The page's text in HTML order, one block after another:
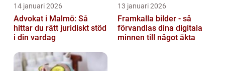
14 januari 2026
Advokat i Malmö: Så
hittar du rätt juridiskt stöd
i din vardag
13 januari 2026
Framkalla bilder - så
förvandlas dina digitala
minnen till något äkta